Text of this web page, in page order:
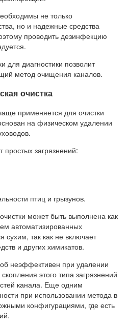
не только
но и надежные средства
проводить дезинфекцию
для диагностики позволит
метод очищения каналов.
очистка
применяется для очистки
на физическом удалении
простых загрязнений:
птиц и грызунов.
может быть выполнена как
автоматизированных
сухим, так как не включает
и других химикатов.
неэффективен при удалении
этого типа загрязнений
канала. Еще одним
при использовании метода в
конфигурациями, где есть